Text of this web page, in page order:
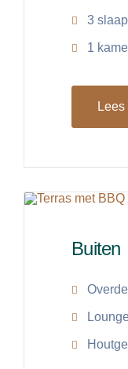
3
1
Buiten